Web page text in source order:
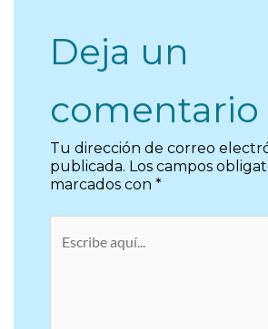
Deja un
comentario
Tu dirección de correo
publicada. Los campos
marcados con *